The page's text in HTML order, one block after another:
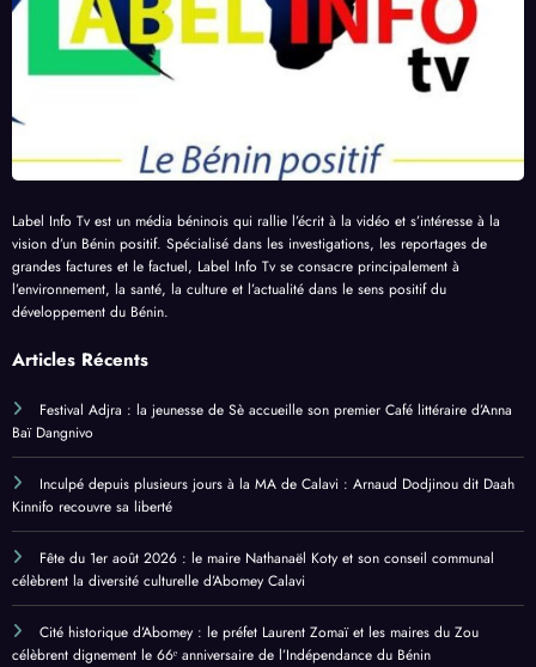
Label Info Tv est un média béninois qui rallie l’écrit à la vidéo et s’intéresse à la
vision d’un Bénin positif. Spécialisé dans les investigations, les reportages de
grandes factures et le factuel, Label Info Tv se consacre principalement à
l’environnement, la santé, la culture et l’actualité dans le sens positif du
développement du Bénin.
Articles Récents
Festival Adjra : la jeunesse de Sè accueille son premier Café littéraire d’Anna
Baï Dangnivo
Inculpé depuis plusieurs jours à la MA de Calavi : Arnaud Dodjinou dit Daah
Kinnifo recouvre sa liberté
Fête du 1er août 2026 : le maire Nathanaël Koty et son conseil communal
célèbrent la diversité culturelle d’Abomey Calavi
Cité historique d’Abomey : le préfet Laurent Zomaï et les maires du Zou
célèbrent dignement le 66ᵉ anniversaire de l’Indépendance du Bénin